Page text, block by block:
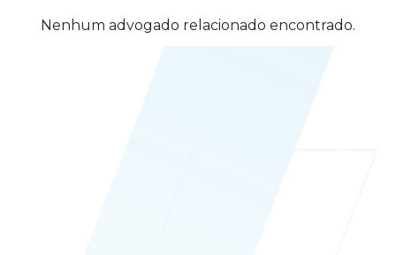
Nenhum advogado relacionado encontrado.